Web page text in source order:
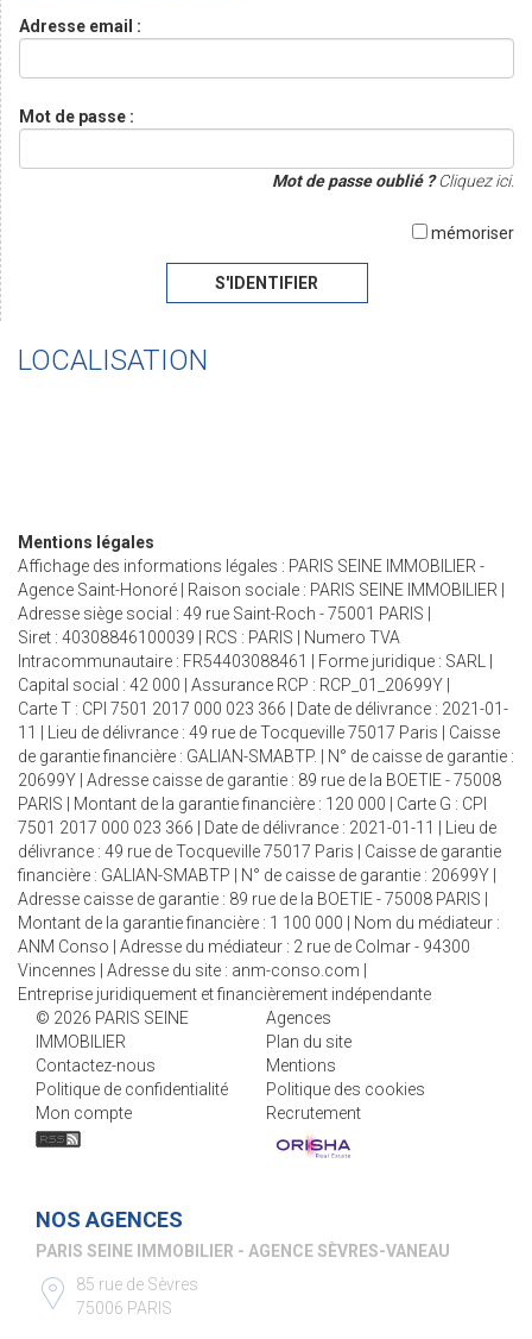
Adresse email :
Mot de passe :
Mot de passe oublié ?Cliquez ici.
mémoriser
S'IDENTIFIER
LOCALISATION
Mentions légales
Affichage des informations légales : PARIS SEINE IMMOBILIER -
Agence Saint-Honoré | Raison sociale : PARIS SEINE IMMOBILIER |
Adresse siège social : 49 rue Saint-Roch - 75001 PARIS |
Siret : 40308846100039 | RCS : PARIS | Numero TVA
Intracommunautaire : FR54403088461 | Forme juridique : SARL |
Capital social : 42 000 | Assurance RCP : RCP_01_20699Y |
Carte T : CPI 7501 2017 000 023 366 | Date de délivrance : 2021-01-
11 | Lieu de délivrance : 49 rue de Tocqueville 75017 Paris | Caisse
de garantie financière : GALIAN-SMABTP. | N° de caisse de garantie :
20699Y | Adresse caisse de garantie : 89 rue de la BOETIE - 75008
PARIS | Montant de la garantie financière : 120 000 | Carte G : CPI
7501 2017 000 023 366 | Date de délivrance : 2021-01-11 | Lieu de
délivrance : 49 rue de Tocqueville 75017 Paris | Caisse de garantie
financière : GALIAN-SMABTP | N° de caisse de garantie : 20699Y |
Adresse caisse de garantie : 89 rue de la BOETIE - 75008 PARIS |
Montant de la garantie financière : 1 100 000 | Nom du médiateur :
ANM Conso | Adresse du médiateur : 2 rue de Colmar - 94300
Vincennes | Adresse du site : anm-conso.com
Entreprise juridiquement et financièrement indépendante
© 2026 PARIS SEINE
IMMOBILIER
Agences
Plan du site
Contactez-nous
Mentions
Politique de confidentialité
Politique des cookies
Mon compte
Recrutement
NOS AGENCES
PARIS SEINE IMMOBILIER - AGENCE SÈVRES-VANEAU
85 rue de Sèvres
75006 PARIS